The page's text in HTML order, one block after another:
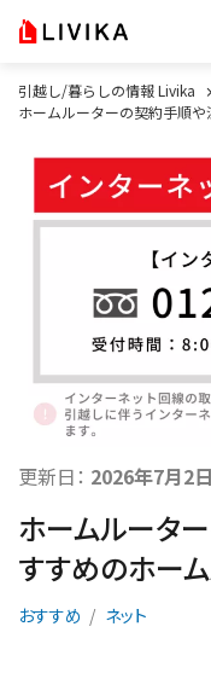
引越し/暮らしの情報 Livika
ホームルーターの契約手順
更新日： 2026年7月2日
ホームルータ
すすめのホー
おすすめ ネット